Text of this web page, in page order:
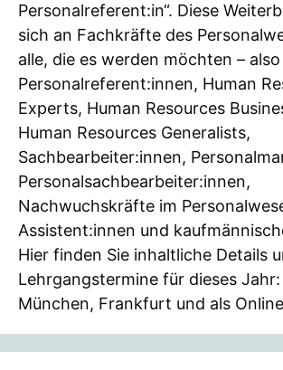
Personalreferent:in“. Diese
sich an Fachkräfte des
alle, die es werden möchten – also
Personalreferent:innen, Human
Experts, Human Resources
Human Resources Generalists,
Sachbearbeiter:innen,
Personalsachbearbeiter:innen,
Nachwuchskräfte im
Assistent:innen und
Hier finden Sie inhaltliche Details
Lehrgangstermine für dieses Jahr:
München, Frankfurt und als